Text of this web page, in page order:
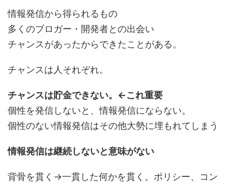
情報発信から得られるもの
多くのブロガー・開発者との出会い
チャンスがあったからできたことがある。
チャンスは人それぞれ。
チャンスは貯金できない。←これ重要
個性を発信しないと、情報発信にならない。
個性のない情報発信はその他大勢に埋もれてしまう
情報発信は継続しないと意味がない
背骨を貫く→一貫した何かを貫く。ポリシー、コン